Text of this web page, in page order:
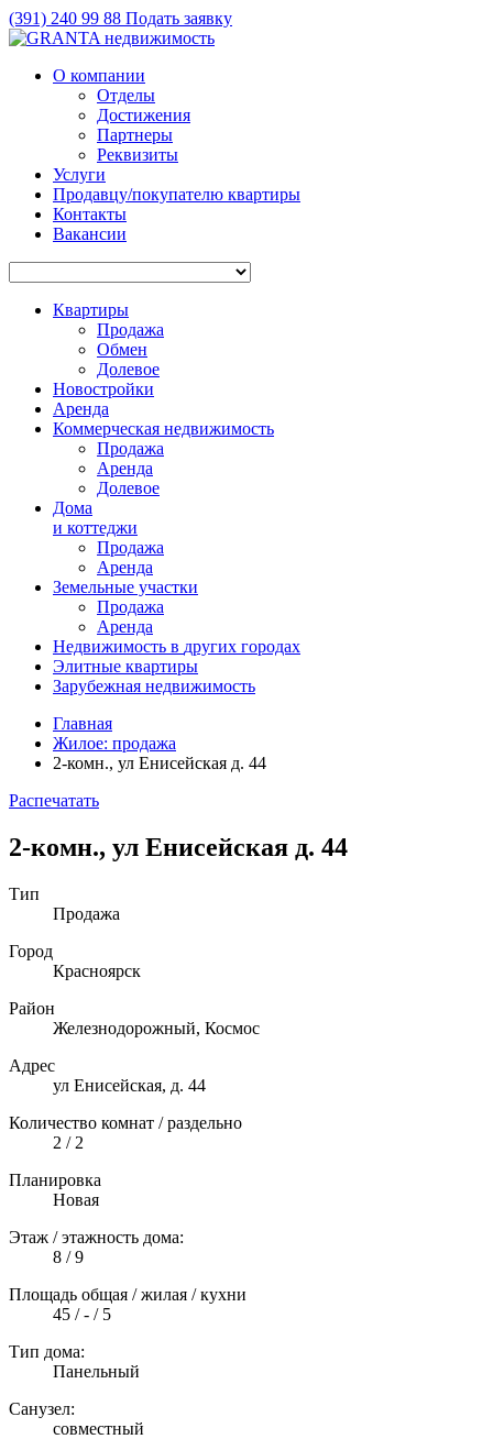
(391) 240 99 88 Подать заявку
О компании
Отделы
Достижения
Партнеры
Реквизиты
Услуги
Продавцу/покупателю квартиры
Контакты
Вакансии
Квартиры
Продажа
Обмен
Долевое
Новостройки
Аренда
Коммерческая недвижимость
Продажа
Аренда
Долевое
Дома
и коттеджи
Продажа
Аренда
Земельные участки
Продажа
Аренда
Недвижимость в других городах
Элитные квартиры
Зарубежная недвижимость
Главная
Жилое: продажа
2-комн., ул Енисейская д. 44
Распечатать
2-комн., ул Енисейская д. 44
Тип
Продажа
Город
Красноярск
Район
Железнодорожный, Космос
Адрес
ул Енисейская, д. 44
Количество комнат / раздельно
2 / 2
Планировка
Новая
Этаж / этажность дома:
8 / 9
Площадь общая / жилая / кухни
45 / - / 5
Тип дома:
Панельный
Санузел:
совместный